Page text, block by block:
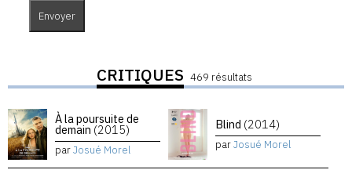
CRITIQUES 469 résultats
À la poursuite de
demain (2015)
parJosué Morel
Blind (2014)
parJosué Morel